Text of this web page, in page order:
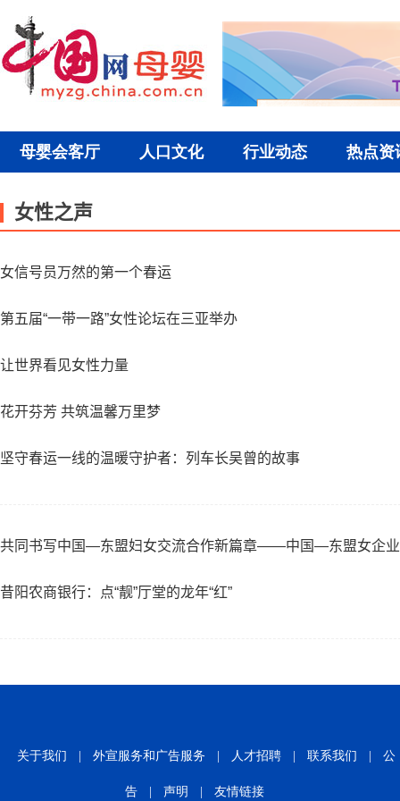
女性之声
女信号员万然的第一个春运
第五届“一带一路”女性论坛在三亚举办
让世界看见女性力量
​花开芬芳 共筑温馨万里梦
坚守春运一线的温暖守护者：列车长吴曾的故事
共同书写中国—东盟妇女交流合作新篇章——中国—东盟女企业
昔阳农商银行：点“靓”厅堂的龙年“红”